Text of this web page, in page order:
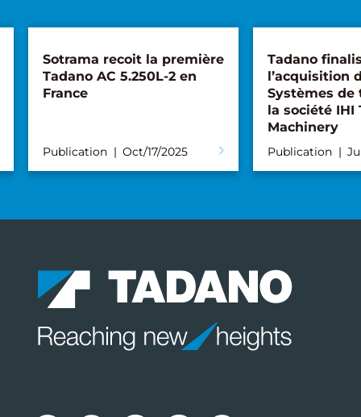
Sotrama recoit la première
Tadano AC 5.250L-2 en
France
Publication Oct/17/2025
Tadano
l’acquisition
Systèmes de
la société IHI
Machinery
Publication